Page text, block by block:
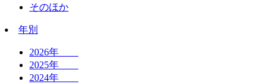
そのほか
年別
2026年
2025年
2024年